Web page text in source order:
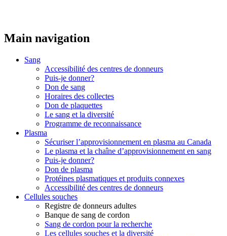
Main navigation
Sang
Accessibilité des centres de donneurs
Puis-je donner?
Don de sang
Horaires des collectes
Don de plaquettes
Le sang et la diversité
Programme de reconnaissance
Plasma
Sécuriser l’approvisionnement en plasma au Canada
Le plasma et la chaîne d’approvisionnement en sang
Puis-je donner?
Don de plasma
Protéines plasmatiques et produits connexes
Accessibilité des centres de donneurs
Cellules souches
Registre de donneurs adultes
Banque de sang de cordon
Sang de cordon pour la recherche
Les cellules souches et la diversité